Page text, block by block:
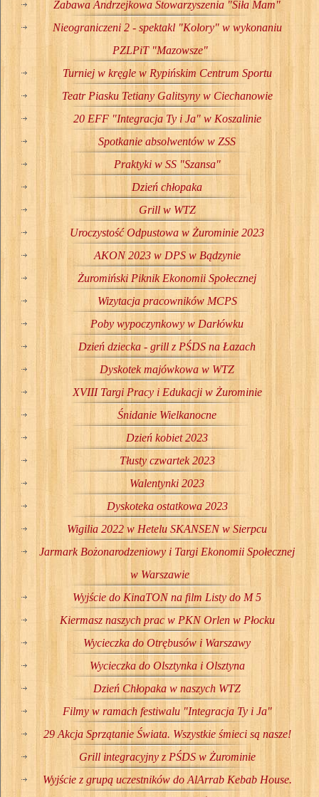
Zabawa Andrzejkowa Stowarzyszenia "Siła Mam"
Nieograniczeni 2 - spektakl "Kolory" w wykonaniu
PZLPiT "Mazowsze"
Turniej w kręgle w Rypińskim Centrum Sportu
Teatr Piasku Tetiany Galitsyny w Ciechanowie
20 EFF "Integracja Ty i Ja" w Koszalinie
Spotkanie absolwentów w ZSS
Praktyki w SS "Szansa"
Dzień chłopaka
Grill w WTZ
Uroczystość Odpustowa w Żurominie 2023
AKON 2023 w DPS w Bądzynie
Żuromiński Piknik Ekonomii Społecznej
Wizytacja pracowników MCPS
Poby wypoczynkowy w Darłówku
Dzień dziecka - grill z PŚDS na Łazach
Dyskotek majówkowa w WTZ
XVIII Targi Pracy i Edukacji w Żurominie
Śnidanie Wielkanocne
Dzień kobiet 2023
Tłusty czwartek 2023
Walentynki 2023
Dyskoteka ostatkowa 2023
Wigilia 2022 w Hetelu SKANSEN w Sierpcu
Jarmark Bożonarodzeniowy i Targi Ekonomii Społecznej
w Warszawie
Wyjście do KinaTON na film Listy do M 5
Kiermasz naszych prac w PKN Orlen w Płocku
Wycieczka do Otrębusów i Warszawy
Wycieczka do Olsztynka i Olsztyna
Dzień Chłopaka w naszych WTZ
Filmy w ramach festiwalu "Integracja Ty i Ja"
29 Akcja Sprzątanie Świata. Wszystkie śmieci są nasze!
Grill integracyjny z PŚDS w Żurominie
Wyjście z grupą uczestników do AlArrab Kebab House.